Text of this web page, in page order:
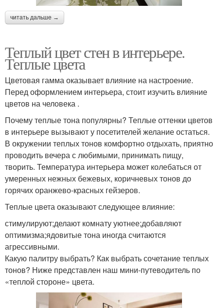
читать дальше →
Теплый цвет стен в интерьере.
Теплые цвета
Цветовая гамма оказывает влияние на настроение.
Перед оформлением интерьера, стоит изучить влияние
цветов на человека .
Почему теплые тона популярны? Теплые оттенки цветов
в интерьере вызывают у посетителей желание остаться.
В окружении теплых тонов комфортно отдыхать, приятно
проводить вечера с любимыми, принимать пищу,
творить. Температура интерьера может колебаться от
умеренных нежных бежевых, коричневых тонов до
горячих оранжево-красных гейзеров.
Теплые цвета оказывают следующее влияние:
стимулируют;делают комнату уютнее;добавляют
оптимизма;ядовитые тона иногда считаются
агрессивными.
Какую палитру выбрать? Как выбрать сочетание теплых
тонов? Ниже представлен наш мини-путеводитель по
«теплой стороне» цвета.